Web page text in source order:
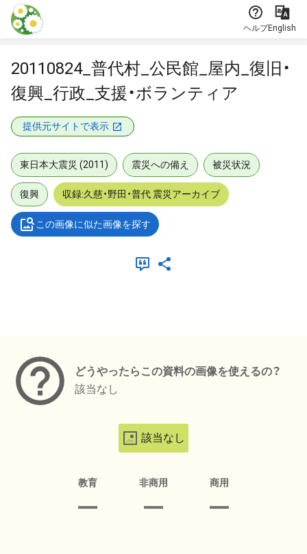
本文に飛ぶ
ヘルプEnglish
20110824_普代村_公民館_屋内_復旧・
復興_行政_支援・ボランティア
提供元サイトで表示
東日本大震災 (2011) 震災への備え 被災状況
復興 収録:久慈・野田・普代 震災アーカイブ
この画像に似た画像を探す
どうやったらこの資料の画像を使えるの？
該当なし
該当なし
教育 非商用 商用